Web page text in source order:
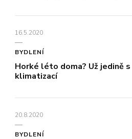
16.5.2020
BYDLENÍ
Horké léto doma? Už jedině s
klimatizací
20.8.2020
BYDLENÍ